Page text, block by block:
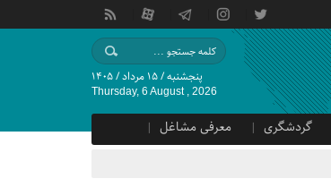
پنجشنبه / ۱۵ مرداد / ۱۴۰۵
Thursday, 6 August , 2026
گردشگری
معرفی مشاغل